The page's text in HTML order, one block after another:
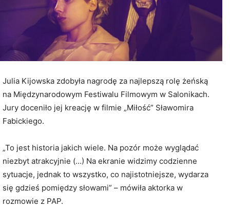
Julia Kijowska zdobyła nagrodę za najlepszą rolę żeńską
na Międzynarodowym Festiwalu Filmowym w Salonikach.
Jury doceniło jej kreację w filmie „Miłość” Sławomira
Fabickiego.
„To jest historia jakich wiele. Na pozór może wyglądać
niezbyt atrakcyjnie (…) Na ekranie widzimy codzienne
sytuacje, jednak to wszystko, co najistotniejsze, wydarza
się gdzieś pomiędzy słowami” – mówiła aktorka w
rozmowie z PAP.